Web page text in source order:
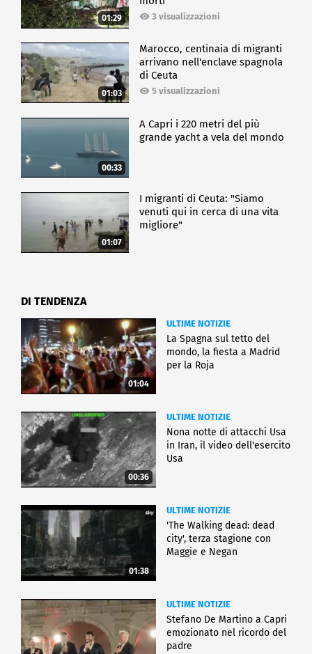
01:29 3 visualizzazioni
01:03
Marocco, centinaia di migranti
arrivano nell'enclave spagnola
di Ceuta
5 visualizzazioni
00:33
A Capri i 220 metri del più
grande yacht a vela del mondo
01:07
I migranti di Ceuta: "Siamo
venuti qui in cerca di una vita
migliore"
DI TENDENZA
01:04
ULTIME NOTIZIE
La Spagna sul tetto del
mondo, la fiesta a Madrid
per la Roja
00:36
ULTIME NOTIZIE
Nona notte di attacchi Usa
in Iran, il video dell'esercito
Usa
01:38
ULTIME NOTIZIE
'The Walking dead: dead
city', terza stagione con
Maggie e Negan
ULTIME NOTIZIE
Stefano De Martino a Capri
emozionato nel ricordo del
padre